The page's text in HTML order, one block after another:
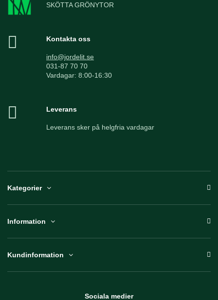
SKÖTTA GRÖNYTOR
Kontakta oss
info@jordelit.se
031-87 70 70
Vardagar: 8:00-16:30
Leverans
Leverans sker på helgfria vardagar
Kategorier
Information
Kundinformation
Sociala medier